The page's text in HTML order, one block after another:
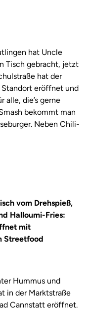
hat Uncle
Tisch gebracht, jetzt
hat der
Standort eröffnet und
die’s gerne
bekommt man
Neben Chili-
vom Drehspieß,
Halloumi-Fries:
mit
Streetfood
Hummus und
in der Marktstraße
Cannstatt eröffnet.